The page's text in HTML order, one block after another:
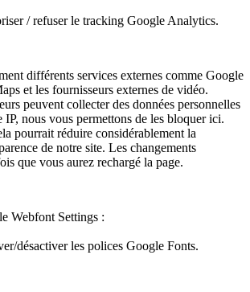
/ refuser le tracking Google Analytics.
différents services externes comme Google
et les fournisseurs externes de vidéo.
peuvent collecter des données personnelles
IP, nous vous permettons de les bloquer ici.
pourrait réduire considérablement la
de notre site. Les changements
que vous aurez rechargé la page.
Webfont Settings :
désactiver les polices Google Fonts.